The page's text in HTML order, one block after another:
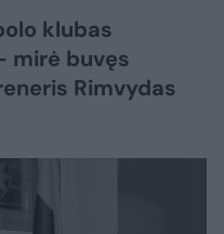
klubas
mirė buvęs
Rimvydas